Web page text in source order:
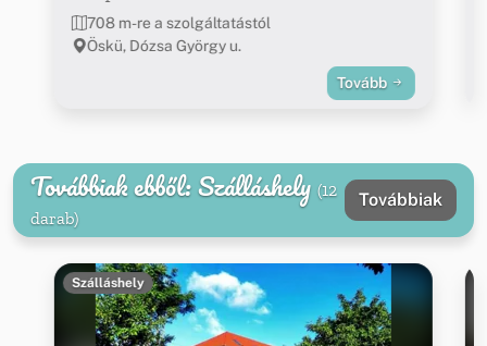
708 m-re a szolgáltatástól
Öskü, Dózsa György u.
Tovább
Továbbiak ebből: Szálláshely (12
darab)
Továbbiak
Szálláshely